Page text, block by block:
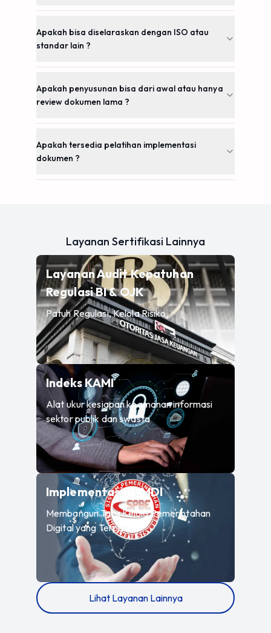
Apakah bisa diselaraskan dengan ISO atau
standar lain ?
Apakah penyusunan bisa dari awal atau hanya
review dokumen lama ?
Apakah tersedia pelatihan implementasi
dokumen ?
Layanan Sertifikasi Lainnya
Layanan Audit Kepatuhan
Regulasi BI & OJK— Patuh Regulasi,
Patuh Regulasi, Kelola Risiko
Indeks KAMI—Alat ukur kesiapan
Alat ukur kesiapan keamanan informasi
sektor publik dan swasta
Implementasi PEMDI—Membangun
Membangun Tata Kelola Pemerintahan
Digital yang Terpadu
Lihat Layanan Lainnya